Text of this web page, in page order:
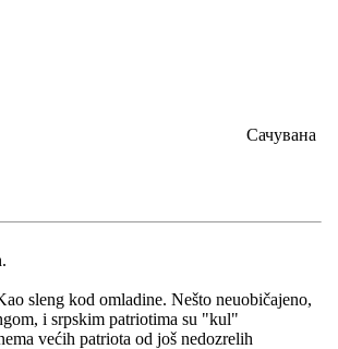
Сачувана
sleng kod omladine. Nešto neuobičajeno,
i srpskim patriotima su "kul"
većih patriota od još nedozrelih